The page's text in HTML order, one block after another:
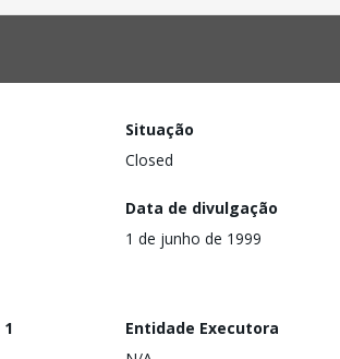
Situação
Closed
Data de divulgação
1 de junho de 1999
1
Entidade Executora